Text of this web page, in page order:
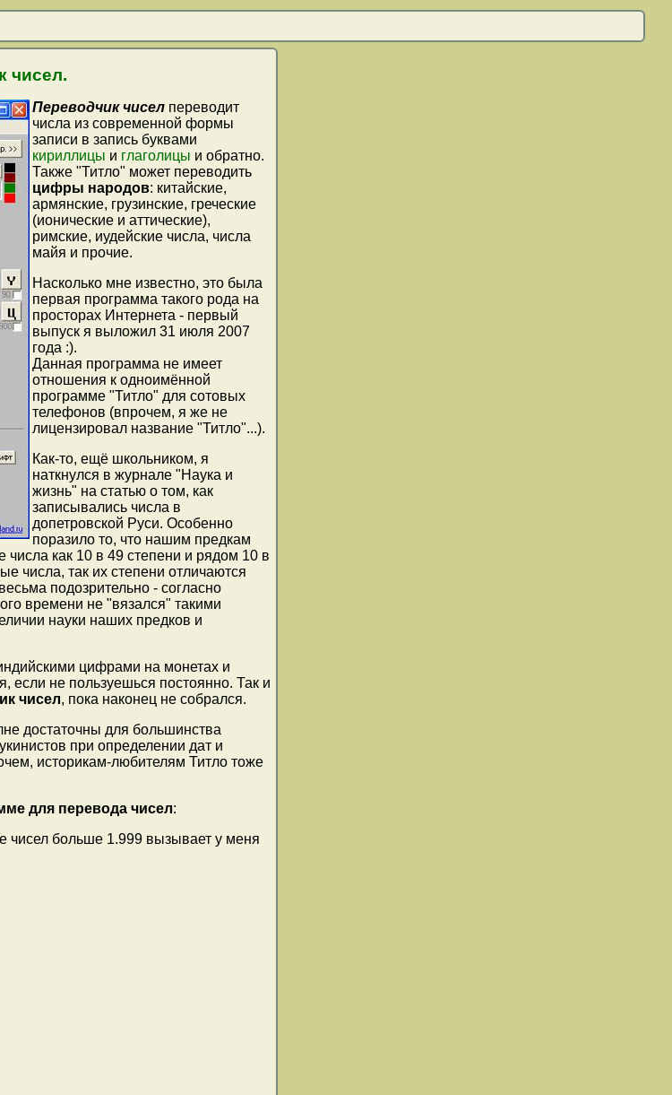
чисел.
Переводчик чисел переводит
числа из современной формы
записи в запись буквами
кириллицы и глаголицы и обратно.
Также "Титло" может переводить
цифры народов: китайские,
армянские, грузинские, греческие
(ионические и аттические),
римские, иудейские числа, числа
майя и прочие.
Насколько мне известно, это была
первая программа такого рода на
просторах Интернета - первый
выпуск я выложил 31 июля 2007
года :).
Данная программа не имеет
отношения к одноимённой
программе "Титло" для сотовых
телефонов (впрочем, я же не
лицензировал название "Титло"...).
Как-то, ещё школьником, я
наткнулся в журнале "Наука и
жизнь" на статью о том, как
записывались числа в
допетровской Руси. Особенно
поразило то, что нашим предкам
как 10 в 49 степени и рядом 10 в
числа, так их степени отличаются
подозрительно - согласно
времени не "вязался" такими
науки наших предков и
цифрами на монетах и
если не пользуешься постоянно. Так и
чисел, пока наконец не собрался.
достаточны для большинства
при определении дат и
историкам-любителям Титло тоже
для перевода чисел:
чисел больше 1.999 вызывает у меня